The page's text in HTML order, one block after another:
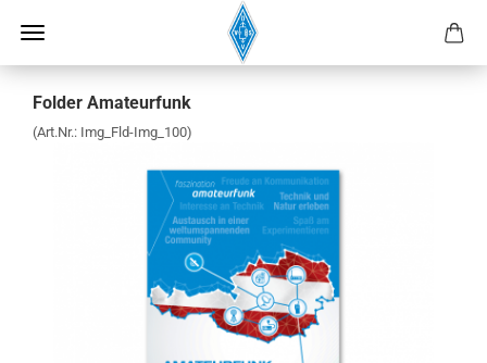
Folder Amateurfunk
(Art.Nr.: Img_Fld-Img_100)